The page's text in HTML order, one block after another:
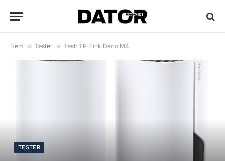
Hem » Tester » Test: TP-Link Deco M4
TESTER